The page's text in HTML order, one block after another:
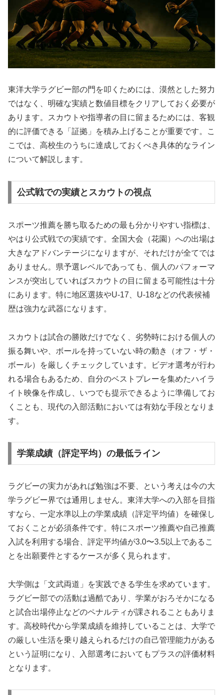
東洋大学ラグビー部の門を叩くためには、漠然とした努力
ではなく、明確な実績と数値目標をクリアしておく必要が
あります。スカウトや指導者の目に留まるためには、客観
的に評価できる「証拠」を積み上げることが重要です。こ
こでは、高校生のうちに達成しておくべき具体的なライン
について解説します。
公式戦での実績とスカウトの視点
スポーツ推薦を勝ち取るための最も分かりやすい指標は、
やはり公式戦での実績です。全国大会（花園）への出場は
大きなアドバンテージになりますが、それだけが全てでは
ありません。県予選レベルであっても、個人のパフォーマ
ンスが突出していればスカウトの目に留まる可能性は十分
にあります。特に地区選抜やU-17、U-18などの代表候補
歴は強力な武器になります。
スカウトは試合の勝敗だけでなく、劣勢時における個人の
振る舞いや、ボールを持っていない時の動き（オフ・ザ・
ボール）を厳しくチェックしています。ビデオ選考が行わ
れる場合もあるため、自分のベストプレーを集めたハイラ
イト映像を作成し、いつでも提示できるように準備してお
くことも、現代の入部活動においては有効な手段となりま
す。
学業成績（評定平均）の最低ライン
ラグビーの実力があれば勉強は不要、という考えは今の大
学ラグビー界では通用しません。東洋大学への入部を目指
すなら、一定水準以上の学業成績（評定平均値）を確保し
ておくことが必須条件です。特にスポーツ推薦や自己推薦
入試を利用する場合、評定平均値が3.0〜3.5以上であるこ
とを出願要件とするケースが多く見られます。
大学側は「文武両道」を実践できる学生を求めています。
ラグビー部での活動は過酷であり、学業がおろそかになる
と試合出場停止などのペナルティが課されることもありま
す。高校時代から学業成績を維持していることは、大学で
の厳しい生活を乗り越えられるだけの自己管理能力がある
という証明になり、入部選考においてもプラスの評価材料
となります。